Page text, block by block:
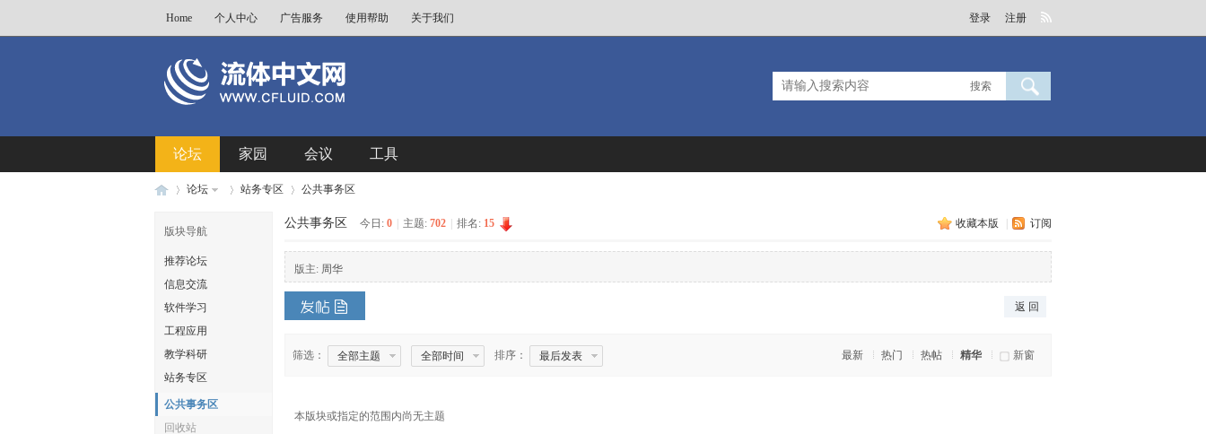
Home 个人中心 广告服务 使用帮助 关于我们 登录 注册
搜索
论坛 家园 会议 工具
流 »
论坛 站务专区
›
公共事务区
版块导航
推荐论坛
信息交流
软件学习
工程应用
教学科研
站务专区
公共事务区
回收站
收藏本版 订阅
公共事务区 今日: 0 主题: 702 排名: 15
版主: 周华
返 回
最新 热门 热帖 精华 新窗
筛选： 全部主题 全部时间 排序： 最后发表
本版块或指定的范围内尚无主题